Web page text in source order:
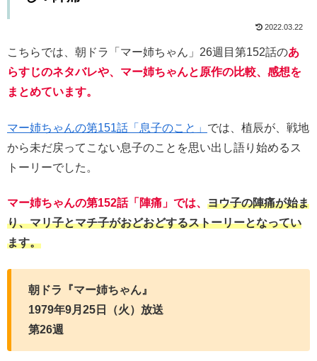
2022.03.22
こちらでは、朝ドラ「マー姉ちゃん」26週目第152話のあ
らすじのネタバレや、マー姉ちゃんと原作の比較、感想を
まとめています。
マー姉ちゃんの第151話「息子のこと」 では、植辰が、戦地
から未だ戻ってこない息子のことを思い出し語り始めるス
トーリーでした。
マー姉ちゃんの第152話「陣痛」では、 ヨウ子の陣痛が始ま
り、マリ子とマチ子がおどおどするストーリーとなってい
ます。
朝ドラ『マー姉ちゃん』
1979年9月25日（火）放送
第26週